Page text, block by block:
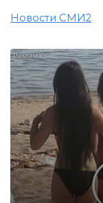
Новости СМИ2